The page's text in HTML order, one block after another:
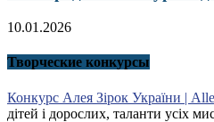
10.01.2026
Творческие конкурсы
Конкурс Алея Зірок України |
дітей і дорослих, таланти усіх